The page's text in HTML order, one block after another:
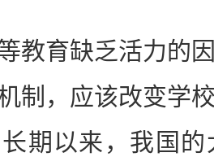
育缺乏活力的因
制，应该改变学
期以来，我国